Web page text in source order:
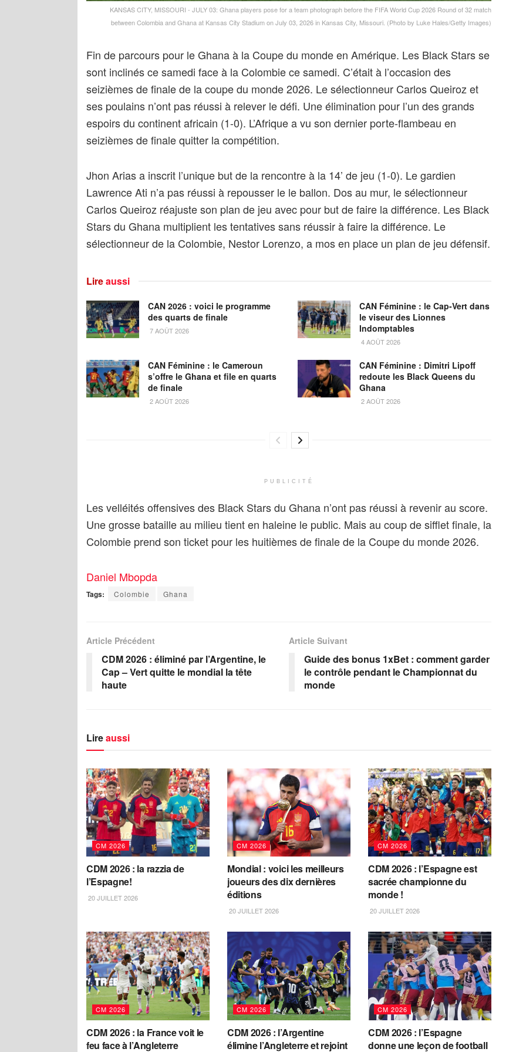
KANSAS CITY, MISSOURI - JULY 03: Ghana players pose for a team photograph before the FIFA World Cup 2026 Round of 32 match
between Colombia and Ghana at Kansas City Stadium on July 03, 2026 in Kansas City, Missouri. (Photo by Luke Hales/Getty Images)
Fin de parcours pour le Ghana à la Coupe du monde en Amérique. Les Black Stars se
sont inclinés ce samedi face à la Colombie ce samedi. C’était à l’occasion des
seizièmes de finale de la coupe du monde 2026. Le sélectionneur Carlos Queiroz et
ses poulains n’ont pas réussi à relever le défi. Une élimination pour l’un des grands
espoirs du continent africain (1-0). L’Afrique a vu son dernier porte-flambeau en
seizièmes de finale quitter la compétition.
Jhon Arias a inscrit l’unique but de la rencontre à la 14’ de jeu (1-0). Le gardien
Lawrence Ati n’a pas réussi à repousser le le ballon. Dos au mur, le sélectionneur
Carlos Queiroz réajuste son plan de jeu avec pour but de faire la différence. Les Black
Stars du Ghana multiplient les tentatives sans réussir à faire la différence. Le
sélectionneur de la Colombie, Nestor Lorenzo, a mos en place un plan de jeu défensif.
Lireaussi
CAN 2026 : voici le programme
des quarts de finale
7 AOÛT 2026
CAN Féminine : le Cap-Vert dans
le viseur des Lionnes
Indomptables
4 AOÛT 2026
CAN Féminine : le Cameroun
s’offre le Ghana et file en quarts
de finale
2 AOÛT 2026
CAN Féminine : Dimitri Lipoff
redoute les Black Queens du
Ghana
2 AOÛT 2026
PUBLICITÉ
Les velléités offensives des Black Stars du Ghana n’ont pas réussi à revenir au score.
Une grosse bataille au milieu tient en haleine le public. Mais au coup de sifflet finale, la
Colombie prend son ticket pour les huitièmes de finale de la Coupe du monde 2026.
Daniel Mbopda
Tags: Colombie Ghana
Article Précédent
CDM 2026 : éliminé par l’Argentine, le
Cap – Vert quitte le mondial la tête
haute
Article Suivant
Guide des bonus 1xBet : comment garder
le contrôle pendant le Championnat du
monde
Lireaussi
CM 2026
CDM 2026 : la razzia de
l’Espagne!
20 JUILLET 2026
CM 2026
Mondial : voici les meilleurs
joueurs des dix dernières
éditions
20 JUILLET 2026
CM 2026
CDM 2026 : l’Espagne est
sacrée championne du
monde !
20 JUILLET 2026
CM 2026
CDM 2026 : la France voit le
feu face à l’Angleterre
CM 2026
CDM 2026 : l’Argentine
élimine l’Angleterre et rejoint
CM 2026
CDM 2026 : l’Espagne
donne une leçon de football